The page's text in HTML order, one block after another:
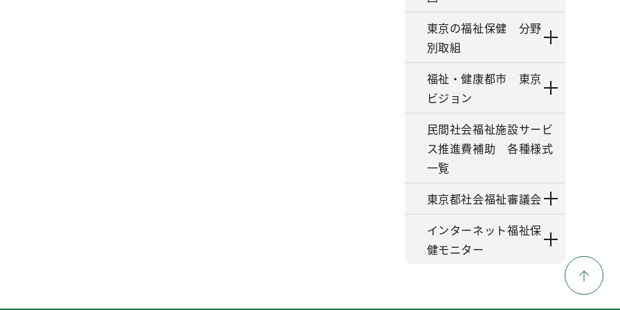
東京の福祉保健 分野
別取組
福祉・健康都市 東京
ビジョン
民間社会福祉施設サービ
ス推進費補助 各種様式
一覧
東京都社会福祉審議会
インターネット福祉保
健モニター